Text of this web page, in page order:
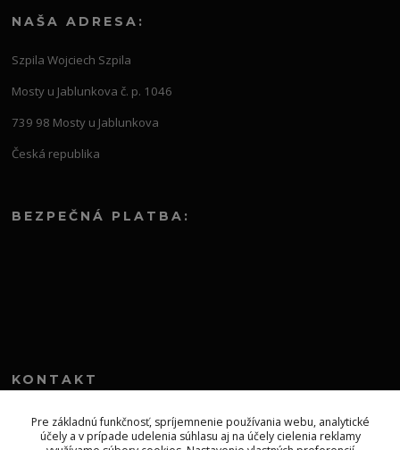
NAŠA ADRESA:
Szpila Wojciech Szpila
Mosty u Jablunkova č. p. 1046
739 98 Mosty u Jablunkova
Česká republika
BEZPEČNÁ PLATBA:
KONTAKT
+421 552 304 860
Po-Pia 8.00-13.00
Pre základnú funkčnosť, spríjemnenie používania webu, analytické
účely a v prípade udelenia súhlasu aj na účely cielenia reklamy